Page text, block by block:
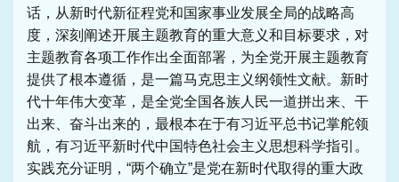
话，从新时代新征程党和国家事业发展全局的战略高
度，深刻阐述开展主题教育的重大意义和目标要求，对
主题教育各项工作作出全面部署，为全党开展主题教育
提供了根本遵循，是一篇马克思主义纲领性文献。新时
代十年伟大变革，是全党全国各族人民一道拼出来、干
出来、奋斗出来的，最根本在于有习近平总书记掌舵领
航，有习近平新时代中国特色社会主义思想科学指引。
实践充分证明，“两个确立”是党在新时代取得的重大政